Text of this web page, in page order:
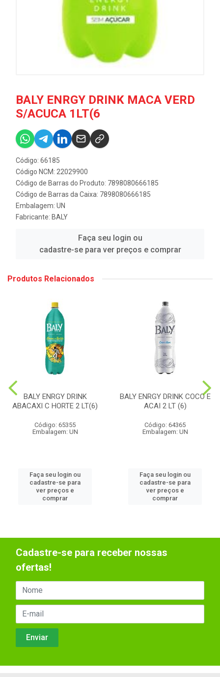
BALY ENRGY DRINK MACA VERD
S/ACUCA 1LT(6
Código: 66185
Código NCM: 22029900
Código de Barras do Produto: 7898080666185
Código de Barras da Caixa: 7898080666185
Embalagem: UN
Fabricante: BALY
Faça seu login ou
cadastre-se para ver preços e comprar
Produtos Relacionados
BALY ENRGY DRINK
ABACAXI C HORTE 2 LT(6)
Código: 65355
Embalagem: UN
Faça seu login ou
cadastre-se para
ver preços e
comprar
BALY ENRGY DRINK COCO E
ACAI 2 LT (6)
Código: 64365
Embalagem: UN
Faça seu login ou
cadastre-se para
ver preços e
comprar
Cadastre-se para receber nossas
ofertas!